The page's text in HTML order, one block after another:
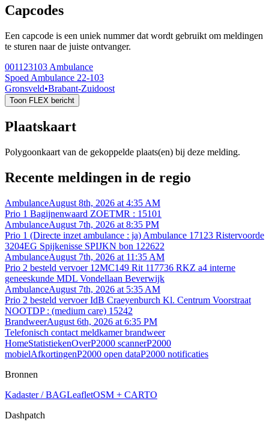
Capcodes
Een capcode is een uniek nummer dat wordt gebruikt om meldingen
te sturen naar de juiste ontvanger.
001123103 Ambulance
Spoed Ambulance 22-103
Gronsveld•Brabant-Zuidoost
Toon FLEX bericht
Plaatskaart
Polygoonkaart van de gekoppelde plaats(en) bij deze melding.
Recente meldingen in de regio
AmbulanceAugust 8th, 2026 at 4:35 AM
Prio 1 Bagijnenwaard ZOETMR : 15101
AmbulanceAugust 7th, 2026 at 8:35 PM
Prio 1 (Directe inzet ambulance : ja) Ambulance 17123 Ristervoorde
3204EG Spijkenisse SPIJKN bon 122622
AmbulanceAugust 7th, 2026 at 11:35 AM
Prio 2 besteld vervoer 12MC149 Rit 117736 RKZ a4 interne
geneeskunde MDL Vondellaan Beverwijk
AmbulanceAugust 7th, 2026 at 5:35 AM
Prio 2 besteld vervoer IdB Craeyenburch Kl. Centrum Voorstraat
NOOTDP : (medium care) 15242
BrandweerAugust 6th, 2026 at 6:35 PM
Telefonisch contact meldkamer brandweer
HomeStatistiekenOverP2000 scannerP2000
mobielAfkortingenP2000 open dataP2000 notificaties
Bronnen
Kadaster / BAGLeafletOSM + CARTO
Dashpatch